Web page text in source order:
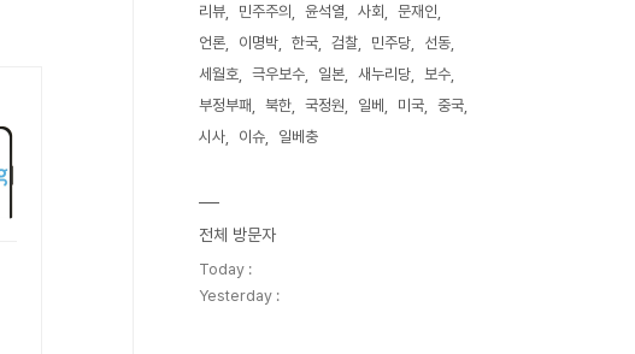
리뷰
민주주의 윤석열 사회
문재인
언론
이명박 한국 검찰 민주당
선동
세월호
극우보수 일본 새누리당
보수
부정부패
북한 국정원 일베 미국
중국
시사
이슈 일베충
전체 방문자
Today :
Yesterday :